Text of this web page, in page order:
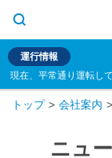
運行情報
現在、平常通り運転して
トップ 会社案内
ニュ